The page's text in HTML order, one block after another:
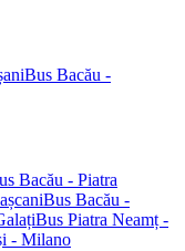
Bus Bacău -
Bacău - Piatra
Bus Bacău -
Bus Piatra Neamț -
- Milano